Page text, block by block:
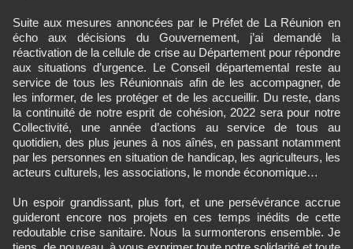
Suite aux mesures annoncées par le Préfet de La Réunion en
écho aux décisions du Gouvernement, j’ai demandé la
réactivation de la cellule de crise au Département pour répondre
aux situations d’urgence. Le Conseil départemental reste au
service de tous les Réunionnais afin de les accompagner, de
les informer, de les protéger et de les accueillir. Du reste, dans
la continuité de notre esprit de cohésion, 2022 sera pour notre
Collectivité, une année d’actions au service de tous au
quotidien, des plus jeunes à nos aînés, en passant notamment
par les personnes en situation de handicap, les agriculteurs, les
acteurs culturels, les associations, le monde économique…
Un espoir grandissant, plus fort, et une persévérance accrue
guideront encore nos projets en ces temps inédits de cette
redoutable crise sanitaire. Nous la surmonterons ensemble. Je